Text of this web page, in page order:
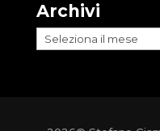
Archivi
Archivi